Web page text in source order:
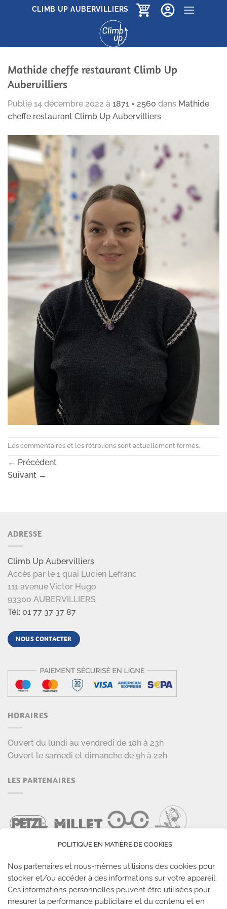
CLIMB UP AUBERVILLIERS
Mathide cheffe restaurant Climb Up
Aubervilliers
Publié 14 décembre 2022 à 1871 × 2560 dans Mathide
cheffe restaurant Climb Up Aubervilliers
Les commentaires et les rétroliens sont actuellement fermés.
← Précédent
Suivant →
ADRESSE
Climb Up Aubervilliers
Accès par le 1 quai Lucien Lefranc
111 avenue Victor Hugo
93300 AUBERVILLIERS
Tél: 01 77 37 37 87
NOUS CONTACTER
HORAIRES
Ouvert du lundi au vendredi de 10h à 23h
Ouvert le samedi et dimanche de 9h à 22h
LES PARTENAIRES
LES SALLES CLIMB UP
POLITIQUE EN MATIÈRE DE COOKIES
Nos partenaires et nous-mêmes utilisions des cookies pour
stocker et/ou accéder à des informations sur votre appareil.
Ces informations personnelles peuvent être utilisées pour
mesurer la performance publicitaire et du contenu et en